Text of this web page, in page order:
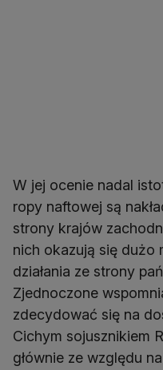
W jej ocenie nadal
ropy naftowej są
strony krajów
nich okazują się dużo
działania ze strony
Zjednoczone
zdecydować się na
Cichym sojusznikiem
głównie ze względu